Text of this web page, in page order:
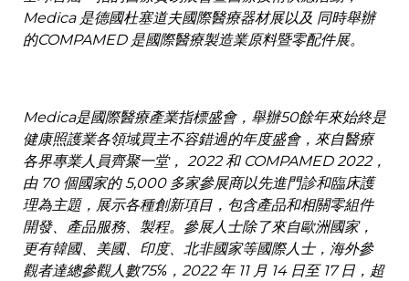
Medica 是德國杜塞道夫國際醫療器材展以及 同時舉辦
的COMPAMED 是國際醫療製造業原料暨零配件展。
Medica是國際醫療產業指標盛會，舉辦50餘年來始終是
健康照護業各領域買主不容錯過的年度盛會，來自醫療
各界專業人員齊聚一堂， 2022 和 COMPAMED 2022，
由 70 個國家的 5,000 多家參展商以先進門診和臨床護
理為主題，展示各種創新項目，包含產品和相關零組件
開發、產品服務、製程。參展人士除了來自歐洲國家，
更有韓國、美國、印度、北非國家等國際人士，海外參
觀者達總參觀人數75℅，2022 年 11 月 14 日至 17 日，超